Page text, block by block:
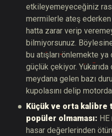
etkileyemeyeceğiniz
mermilerle ateş
hatta zarar verip
bilmiyorsunuz.
bu atışları önlemekte ya
güçlük çekiyor.
meydana gelen bazı
kupolasını delip
Küçük ve orta
popüler olmaması:
hasar değerlerinden